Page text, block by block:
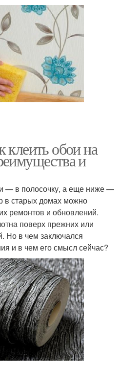
клеить обои на
и
— в полосочку, а еще ниже —
в старых домах можно
ремонтов и обновлений.
поверх прежних или
Но в чем заключался
и в чем его смысл сейчас?